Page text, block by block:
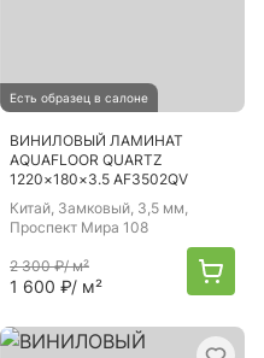
Есть образец в салоне
ВИНИЛОВЫЙ ЛАМИНАТ
AQUAFLOOR QUARTZ
1220×180×3.5 AF3502QV
Китай, Замковый, 3,5 мм,
Проспект Мира 108
2 300 ₽/ м²
1 600 ₽/ м²